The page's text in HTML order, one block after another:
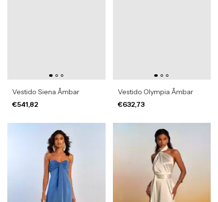
Vestido Siena Âmbar
€541,82
Vestido Olympia Âmbar
€632,73